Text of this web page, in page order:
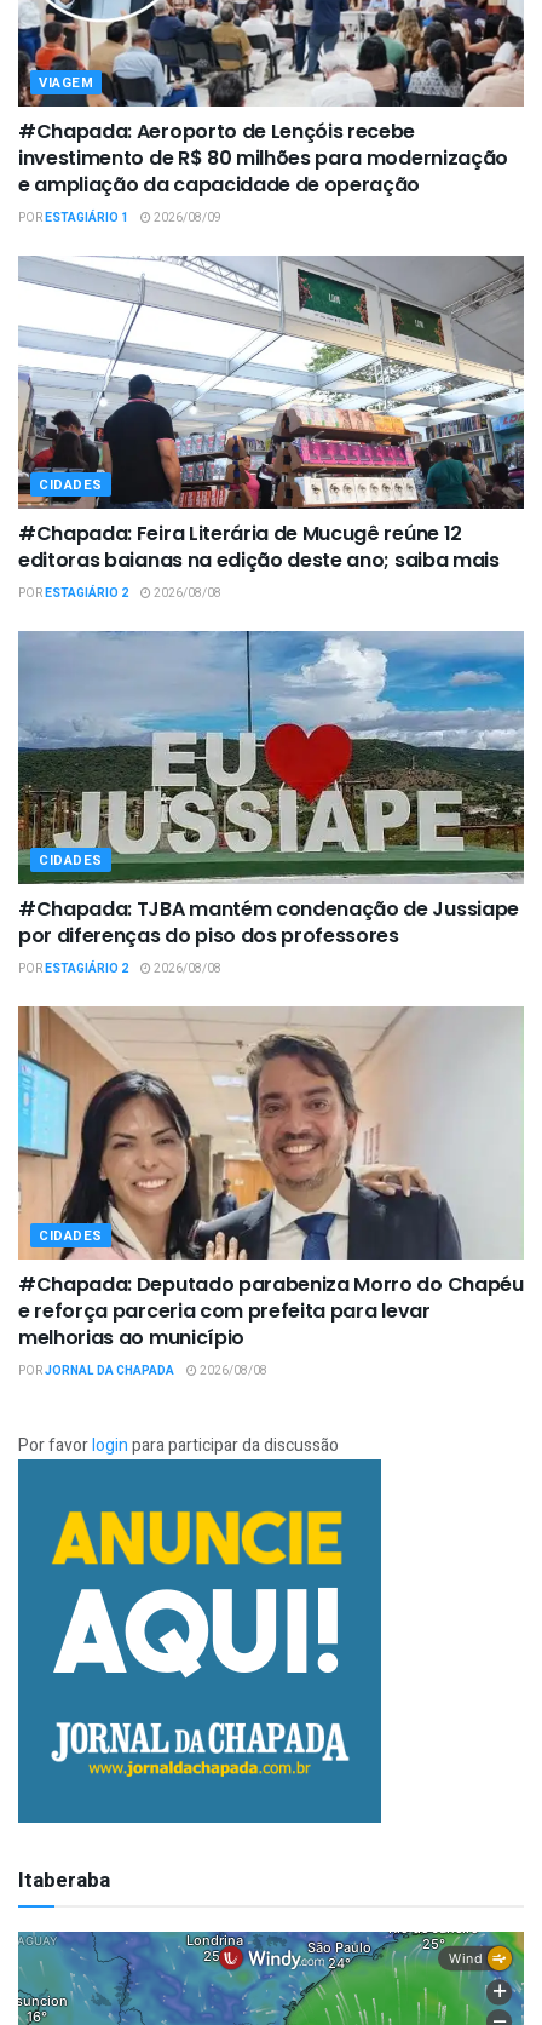
VIAGEM
#Chapada: Aeroporto de Lençóis recebe
investimento de R$ 80 milhões para modernização
e ampliação da capacidade de operação
PORESTAGIÁRIO 1 2026/08/09
CIDADES
#Chapada: Feira Literária de Mucugê reúne 12
editoras baianas na edição deste ano; saiba mais
PORESTAGIÁRIO 2 2026/08/08
CIDADES
#Chapada: TJBA mantém condenação de Jussiape
por diferenças do piso dos professores
PORESTAGIÁRIO 2 2026/08/08
CIDADES
#Chapada: Deputado parabeniza Morro do Chapéu
e reforça parceria com prefeita para levar
melhorias ao município
PORJORNAL DA CHAPADA 2026/08/08
Por favorloginpara participar da discussão
Itaberaba